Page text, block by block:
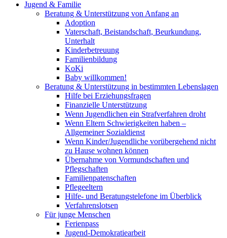
Jugend & Familie
Beratung & Unterstützung von Anfang an
Adoption
Vaterschaft, Beistandschaft, Beurkundung,
Unterhalt
Kinderbetreuung
Familienbildung
KoKi
Baby willkommen!
Beratung & Unterstützung in bestimmten Lebenslagen
Hilfe bei Erziehungsfragen
Finanzielle Unterstützung
Wenn Jugendlichen ein Strafverfahren droht
Wenn Eltern Schwierigkeiten haben –
Allgemeiner Sozialdienst
Wenn Kinder/Jugendliche vorübergehend nicht
zu Hause wohnen können
Übernahme von Vormundschaften und
Pflegschaften
Familienpatenschaften
Pflegeeltern
Hilfe- und Beratungstelefone im Überblick
Verfahrenslotsen
Für junge Menschen
Ferienpass
Jugend-Demokratiearbeit